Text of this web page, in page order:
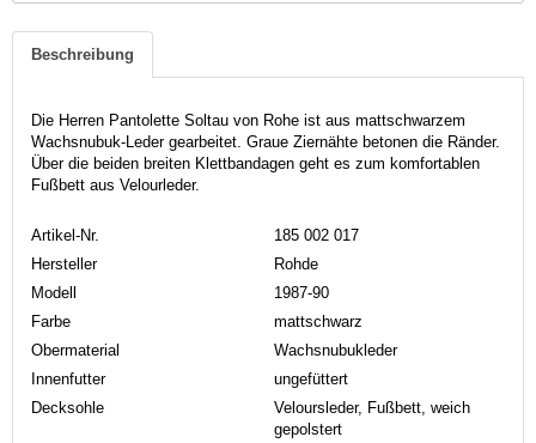
Beschreibung
Die Herren Pantolette Soltau von Rohe ist aus mattschwarzem
Wachsnubuk-Leder gearbeitet. Graue Ziernähte betonen die Ränder.
Über die beiden breiten Klettbandagen geht es zum komfortablen
Fußbett aus Velourleder.
Artikel-Nr.
185 002 017
Hersteller
Rohde
Modell
1987-90
Farbe
mattschwarz
Obermaterial
Wachsnubukleder
Innenfutter
ungefüttert
Decksohle
Veloursleder, Fußbett, weich
gepolstert